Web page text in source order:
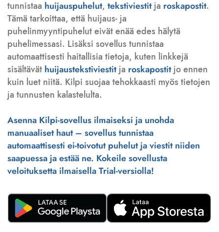
tunnistaa huijauspuhelut, tekstiviestitja roskapostit.
Tämä tarkoittaa, että huijaus- ja
puhelinmyyntipuhelut eivät enää edes hälytä
puhelimessasi. Lisäksi sovellus tunnistaa
automaattisesti haitallisia tietoja, kuten linkkejä
sisältävät huijaustekstiviestitja roskapostitjo ennen
kuin luet niitä. Kilpi suojaa tehokkaasti myös tietojen
ja tunnusten kalastelulta.
Asenna Kilpi-sovellus ilmaiseksi ja unohda
manuaaliset haut – sovellus tunnistaa
automaattisesti ei-toivotut puhelut ja viestit niiden
saapuessa ja estää ne. Kokeile sovellusta
veloituksetta ilmaisella Trial-versiolla!